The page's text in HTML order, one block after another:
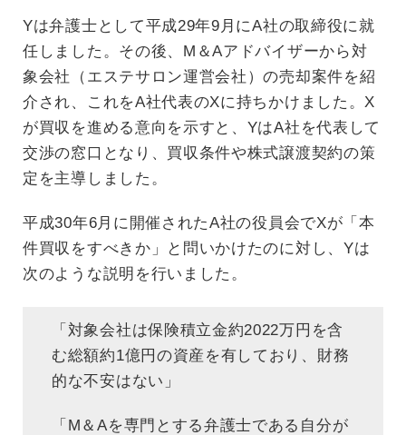
Yは弁護士として平成29年9月にA社の取締役に就
任しました。その後、M＆Aアドバイザーから対
象会社（エステサロン運営会社）の売却案件を紹
介され、これをA社代表のXに持ちかけました。X
が買収を進める意向を示すと、YはA社を代表して
交渉の窓口となり、買収条件や株式譲渡契約の策
定を主導しました。
平成30年6月に開催されたA社の役員会でXが「本
件買収をすべきか」と問いかけたのに対し、Yは
次のような説明を行いました。
「対象会社は保険積立金約2022万円を含
む総額約1億円の資産を有しており、財務
的な不安はない」
「M＆Aを専門とする弁護士である自分が